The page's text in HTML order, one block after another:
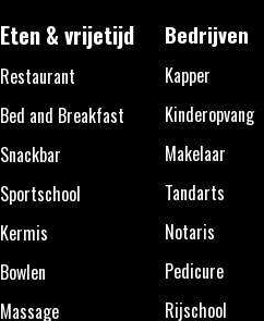
Eten & vrijetijd
Restaurant
Bed and Breakfast
Snackbar
Sportschool
Kermis
Bowlen
Massage
Bedrijven
Kapper
Kinderopvang
Makelaar
Tandarts
Notaris
Pedicure
Rijschool